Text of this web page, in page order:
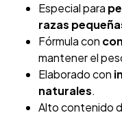
Especial para
razas
Fórmula con
mantener el
Elaborado con
naturales.
Alto contenido